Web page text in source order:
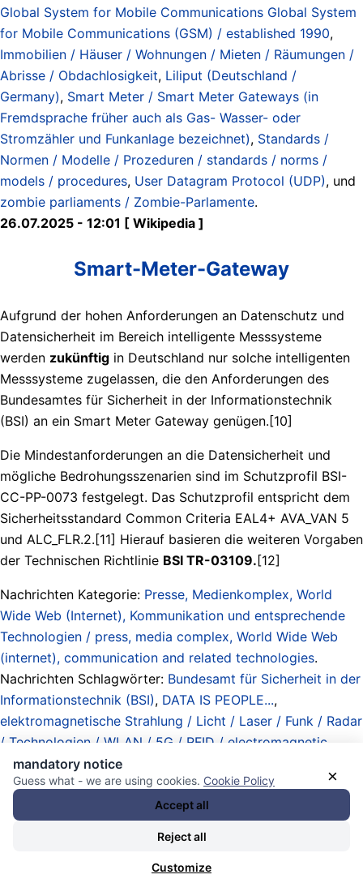
Global System for Mobile Communications Global System
for Mobile Communications (GSM) / established 1990,
Immobilien / Häuser / Wohnungen / Mieten / Räumungen /
Abrisse / Obdachlosigkeit, Liliput (Deutschland /
Germany), Smart Meter / Smart Meter Gateways (in
Fremdsprache früher auch als Gas- Wasser- oder
Stromzähler und Funkanlage bezeichnet), Standards /
Normen / Modelle / Prozeduren / standards / norms /
models / procedures, User Datagram Protocol (UDP), und
zombie parliaments / Zombie-Parlamente.
26.07.2025 - 12:01 [ Wikipedia ]
Smart-Meter-Gateway
Aufgrund der hohen Anforderungen an Datenschutz und
Datensicherheit im Bereich intelligente Messsysteme
werden zukünftig in Deutschland nur solche intelligenten
Messsysteme zugelassen, die den Anforderungen des
Bundesamtes für Sicherheit in der Informationstechnik
(BSI) an ein Smart Meter Gateway genügen.[10]
Die Mindestanforderungen an die Datensicherheit und
mögliche Bedrohungsszenarien sind im Schutzprofil BSI-
CC-PP-0073 festgelegt. Das Schutzprofil entspricht dem
Sicherheitsstandard Common Criteria EAL4+ AVA_VAN 5
und ALC_FLR.2.[11] Hierauf basieren die weiteren Vorgaben
der Technischen Richtlinie BSI TR-03109.[12]
Nachrichten Kategorie: Presse, Medienkomplex, World
Wide Web (Internet), Kommunikation und entsprechende
Technologien / press, media complex, World Wide Web
(internet), communication and related technologies.
Nachrichten Schlagwörter: Bundesamt für Sicherheit in der
Informationstechnik (BSI), DATA IS PEOPLE...,
elektromagnetische Strahlung / Licht / Laser / Funk / Radar
/ Technologien / WLAN / 5G / RFID / electromagnetic
radiation / light / laser / radio / radar / technologies
Fernlenkung / Steuerung / Bedienung / Zugriff / Erfassung
/ remote control / operation / access / recording (Technik
/ technics),Global System for Mobile Communications
Global System for Mobile Communications (GSM) /
Immobilien / Häuser / Wohnungen /
×
mandatory notice
Guess what - we are using cookies. Cookie Policy
Accept all
Reject all
Customize